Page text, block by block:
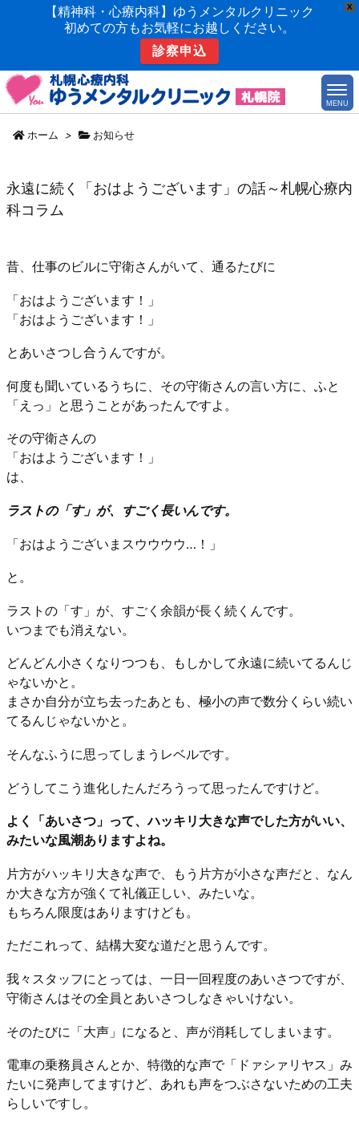
X
【精神科・心療内科】ゆうメンタルクリニック
初めての方もお気軽にお越しください。
診察申込
MENU
ホーム > お知らせ
永遠に続く「おはようございます」の話～札幌心療内
科コラム
昔、仕事のビルに守衛さんがいて、通るたびに
「おはようございます！」
「おはようございます！」
とあいさつし合うんですが。
何度も聞いているうちに、その守衛さんの言い方に、ふと
「えっ」と思うことがあったんですよ。
その守衛さんの
「おはようございます！」
は、
ラストの「す」が、すごく長いんです。
「おはようございまスウウウウ…！」
と。
ラストの「す」が、すごく余韻が長く続くんです。
いつまでも消えない。
どんどん小さくなりつつも、もしかして永遠に続いてるんじ
ゃないかと。
まさか自分が立ち去ったあとも、極小の声で数分くらい続い
てるんじゃないかと。
そんなふうに思ってしまうレベルです。
どうしてこう進化したんだろうって思ったんですけど。
よく「あいさつ」って、ハッキリ大きな声でした方がいい、
みたいな風潮ありますよね。
片方がハッキリ大きな声で、もう片方が小さな声だと、なん
か大きな方が強くて礼儀正しい、みたいな。
もちろん限度はありますけども。
ただこれって、結構大変な道だと思うんです。
我々スタッフにとっては、一日一回程度のあいさつですが、
守衛さんはその全員とあいさつしなきゃいけない。
そのたびに「大声」になると、声が消耗してしまいます。
電車の乗務員さんとか、特徴的な声で「ドァシァリヤス」み
たいに発声してますけど、あれも声をつぶさないための工夫
らしいですし。